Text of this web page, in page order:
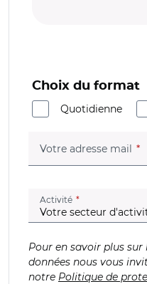
Choix du format
Quotidienne
Votre adresse mail
Activité (champ
Pour en savoir plus
données nous vous
notre Politique de